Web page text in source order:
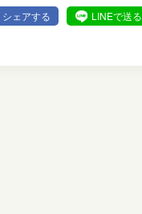
シェアする LINEで送る